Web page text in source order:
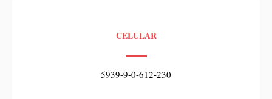
CELULAR
5939-9-0-612-230